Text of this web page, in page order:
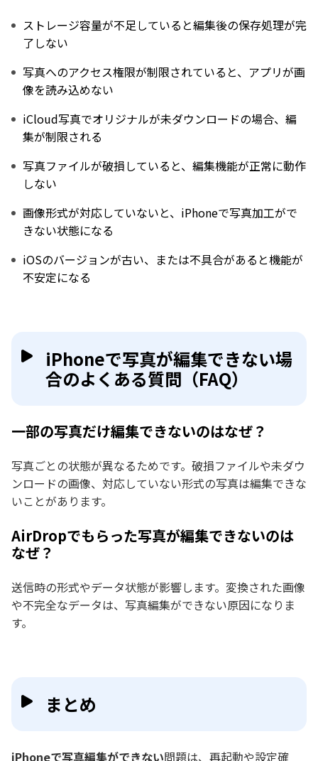
ストレージ容量が不足していると編集後の保存処理が完
了しない
写真へのアクセス権限が制限されていると、アプリが画
像を読み込めない
iCloud写真でオリジナルが未ダウンロードの場合、編
集が制限される
写真ファイルが破損していると、編集機能が正常に動作
しない
画像形式が対応していないと、iPhoneで写真加工がで
きない状態になる
iOSのバージョンが古い、または不具合があると機能が
不安定になる
iPhoneで写真が編集できない場
合のよくある質問（FAQ）
一部の写真だけ編集できないのはなぜ？
写真ごとの状態が異なるためです。破損ファイルや未ダウ
ンロードの画像、対応していない形式の写真は編集できな
いことがあります。
AirDropでもらった写真が編集できないのは
なぜ？
送信時の形式やデータ状態が影響します。変換された画像
や不完全なデータは、写真編集ができない原因になりま
す。
まとめ
iPhoneで写真編集ができない問題は、再起動や設定確